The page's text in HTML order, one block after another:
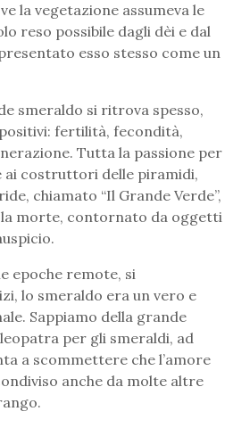
la vegetazione assumeva le
reso possibile dagli dèi e dal
esso stesso come un
smeraldo si ritrova spesso,
fertilità, fecondità,
Tutta la passione per
ai costruttori delle piramidi,
chiamato “Il Grande Verde”,
la morte, contornato da oggetti
epoche remote, si
lo smeraldo era un vero e
Sappiamo della grande
per gli smeraldi, ad
a scommettere che l’amore
anche da molte altre